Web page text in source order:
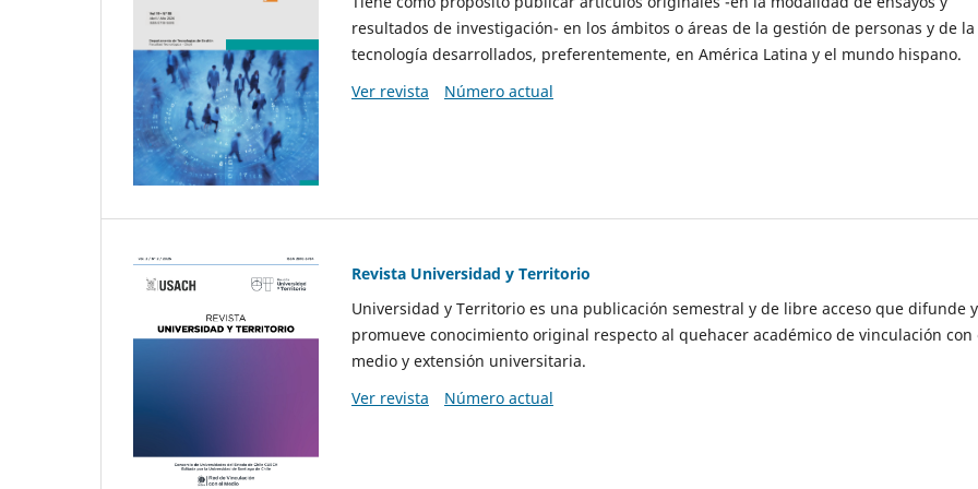
resultados de investigación- en los ámbitos o áreas de la gestión de personas y de la
tecnología desarrollados, preferentemente, en América Latina y el mundo hispano.
Ver revista
Número actual
Revista Universidad y Territorio
Universidad y Territorio es una publicación semestral y de libre acceso que difunde y
promueve conocimiento original respecto al quehacer académico de vinculación con
medio y extensión universitaria.
Ver revista
Número actual